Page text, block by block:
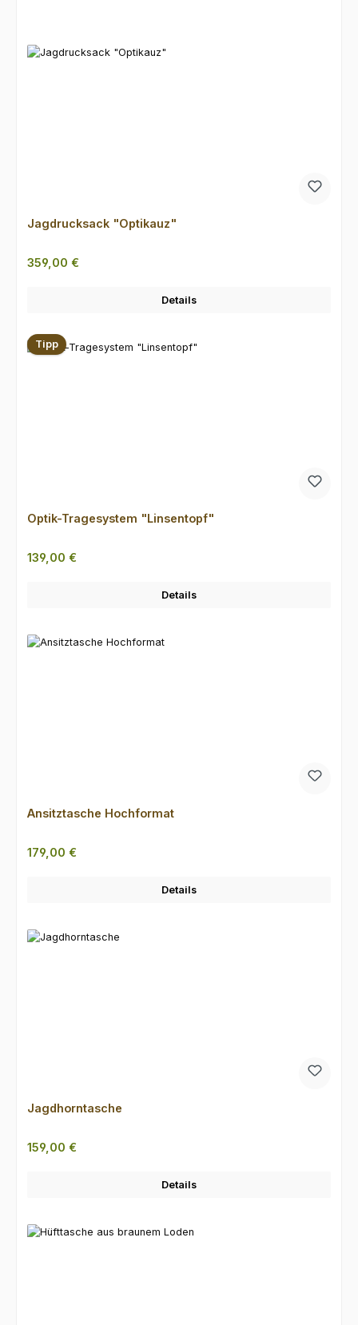
Jagdrucksack "Optikauz"
Regulärer Preis:
359,00 €
Details
Tipp
Optik-Tragesystem "Linsentopf"
Regulärer Preis:
139,00 €
Details
Ansitztasche Hochformat
Regulärer Preis:
179,00 €
Details
Jagdhorntasche
Regulärer Preis:
159,00 €
Details